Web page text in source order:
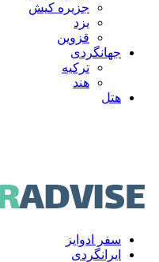
جزیره کیش
یزد
قزوین
جهانگردی
ترکیه
هند
هتل
سفر ادوایز
ایرانگردی